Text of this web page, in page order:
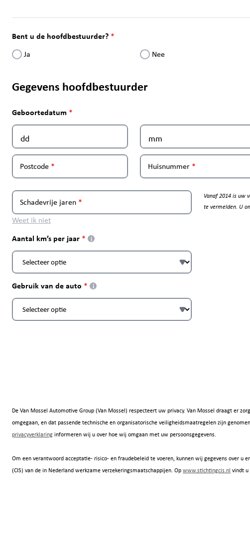
Bent u de hoofdbestuurder?
Ja Nee
Gegevens hoofdbestuurder
Geboortedatum
Postcode Huisnummer
Schadevrije jaren
Weet ik niet
Vanaf 2014 is uw
te vermelden. U
Aantal km’s per jaar i
Gebruik van de auto i
De Van Mossel Automotive Group (Van Mossel) respecteert uw privacy. Van Mossel draagt er
omgegaan, en dat passende technische en organisatorische veiligheidsmaatregelen zijn
privacyverklaringinformeren wij u over hoe wij omgaan met uw persoonsgegevens.
Om een verantwoord acceptatie- risico- en fraudebeleid te voeren, kunnen wij gegevens over u
(CIS) van de in Nederland werkzame verzekeringsmaatschappijen. Opwww.stichtingcis.nl vindt